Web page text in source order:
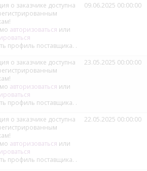
о заказчике доступна
авторизоваться или
профиль поставщика. .
09.06.2025 00:00:00
о заказчике доступна
авторизоваться или
профиль поставщика. .
23.05.2025 00:00:00
о заказчике доступна
авторизоваться или
профиль поставщика. .
22.05.2025 00:00:00